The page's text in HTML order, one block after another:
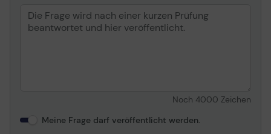
Noch 4000 Zeichen
Meine Frage darf veröffentlicht werden.